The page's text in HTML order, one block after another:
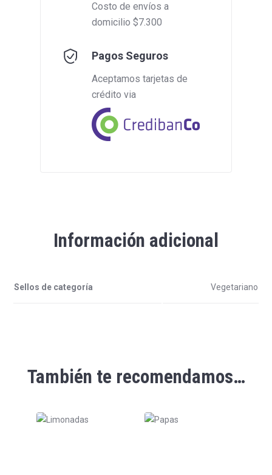
Costo de envíos a
domicilio $7.300
Pagos Seguros
Aceptamos tarjetas de
crédito via
Información adicional
Sellos de categoría Vegetariano
También te recomendamos…